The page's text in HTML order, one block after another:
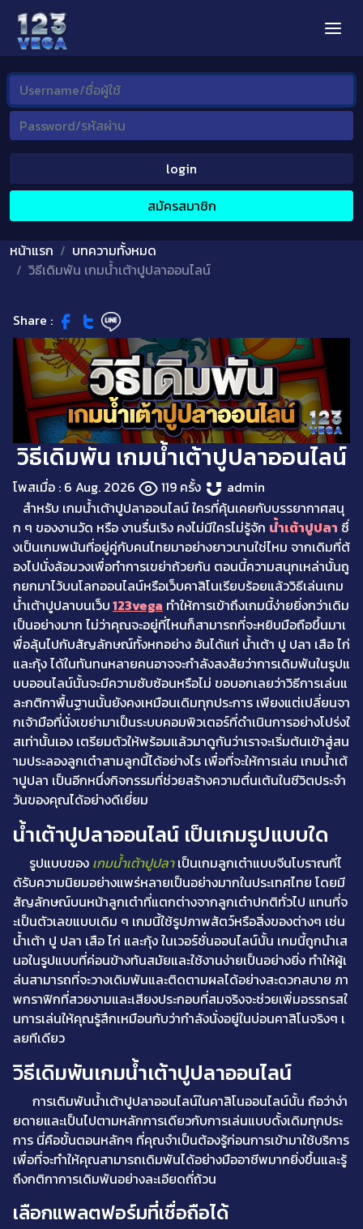
login
สมัครสมาชิก
หน้าแรก
บทความทั้งหมด
วิธีเดิมพัน เกมน้ำเต้าปูปลาออนไลน์
Share :
วิธีเดิมพัน เกมน้ำเต้าปูปลาออนไลน์
โพสเมื่อ : 6 Aug. 2026 119 ครั้ง
admin
สำหรับ เกมน้ำเต้าปูปลาออนไลน์ ใครที่คุ้นเคยกับบรรยากาศสนุ
ก ๆ ของงานวัด หรือ งานรื่นเริง คงไม่มีใครไม่รู้จัก น้ำเต้าปูปลา ซึ่
งเป็นเกมพนันที่อยู่คู่กับคนไทยมาอย่างยาวนานใช่ไหม จากเดิมที่ต้
องไปนั่งล้อมวงเพื่อทำการเขย่าถ้วยกัน ตอนนี้ความสนุกเหล่านั้นถู
กยกมาไว้บนโลกออนไลน์หรือเว็บคาสิโนเรียบร้อยแล้ววิธีเล่นเกม
น้ำเต้าปูปลาบนเว็บ123vega ทำให้การเข้าถึงเกมนี้ง่ายยิ่งกว่าเดิม
เป็นอย่างมาก ไม่ว่าคุณจะอยู่ที่ไหนก็สามารถที่จะหยิบมือถือขึ้นมาเ
พื่อลุ้นไปกับสัญลักษณ์ทั้งหกอย่าง อันได้แก่ น้ำเต้า ปู ปลา เสือ ไก่
และกุ้ง ได้ในทันทuหลายคนอาจจะกำลังสงสัยว่าการเดิมพันในรูปแ
บบออนไลน์นั้นจะมีความซับซ้อนหรือไม่ ขอบอกเลยว่าวิธีการเล่นแ
ละกติกาพื้นฐานนั้นยังคงเหมือนเดิมทุกประการ เพียงแต่เปลี่ยนจา
กเจ้ามือที่นั่งเขย่ามาเป็นระบบคอมพิวเตอร์ที่ดำเนินการอย่างโปร่งใ
สเท่านั้นเอง เตรียมตัวให้พร้อมแล้วมาดูกันว่าเราจะเริ่มต้นเข้าสู่สน
ามประลองลูกเต๋าสามลูกนี้ได้อย่างไร เพื่อที่จะให้การเล่น เกมน้ำเต้
าปูปลา เป็นอีกหนึ่งกิจกรรมที่ช่วยสร้างความตื่นเต้นในชีวิตประจำ
วันของคุณได้อย่างดีเยี่ยม
น้ำเต้าปูปลาออนไลน์ เป็นเกมรูปแบบใด
รูปแบบของ เกมน้ำเต้าปูปลาเป็นเกมลูกเต๋าแบบจีนโบราณที่ไ
ด้รับความนิยมอย่างแพร่หลายเป็นอย่างมากในประเทศไทย โดยมี
สัญลักษณ์บนหน้าลูกเต๋าที่แตกต่างจากลูกเต๋าปกติทั่วไป แทนที่จ
ะเป็นตัวเลขแบบเดิม ๆ เกมนี้ใช้รูปภาพสัตว์หรือสิ่งของต่างๆ เช่น
น้ำเต้า ปู ปลา เสือ ไก่ และกุ้ง ในเวอร์ชั่นออนไลน์นั้น เกมนี้ถูกนำเส
นอในรูปแบบที่ค่อนข้างทันสมัยและใช้งานง่ายเป็นอย่างยิ่ง ทำให้ผู้เ
ล่นสามารถที่จะวางเดิมพันและติดตามผลได้อย่างสะดวกสบาย ภา
พกราฟิกที่สวยงามและเสียงประกอบที่สมจริงจะช่วยเพิ่มอรรถรสใ
นการเล่นให้คุณรู้สึกเหมือนกับว่ากำลังนั่งอยู่ในบ่อนคาสิโนจริงๆ เ
ลยทีเดียว
วิธีเดิมพันเกมน้ำเต้าปูปลาออนไลน์
การเดิมพันน้ำเต้าปูปลาออนไลน์ในคาสิโนออนไลน์นั้น ถือว่าง่า
ยดายและเป็นไปตามหลักการเดียวกับการเล่นแบบดั้งเดิมทุกประ
การ นี่คือขั้นตอนหลักๆ ที่คุณจำเป็นต้องรู้ก่อนการเข้ามาใช้บริการ
เพื่อที่จะทำให้คุณสามารถเดิมพันได้อย่างมืออาชีพมากยิ่งขึ้นและรู้
ถึงกติกาการเดิมพันอย่างละเอียดถี่ถ้วน
เลือกแพลตฟอร์มที่เชื่อถือได้